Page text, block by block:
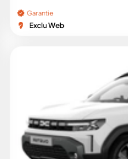
Garantie
Exclu Web